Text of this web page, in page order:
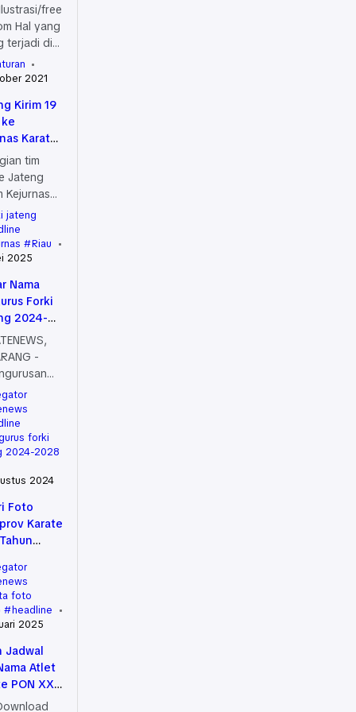
free
Hal yang
terjadi di
adalah
2021
Kirim 19
Karate
tim
Jateng
Kejurnas
di Riau
: Forki
–
jateng
Riau
2025
Nama
Forki
2024-
-
karate-
2024
…
forki
2024-2028
2024
Foto
Karate
GOR
foto
headline
2025
Jadwal
Atlet
PON XX
yang